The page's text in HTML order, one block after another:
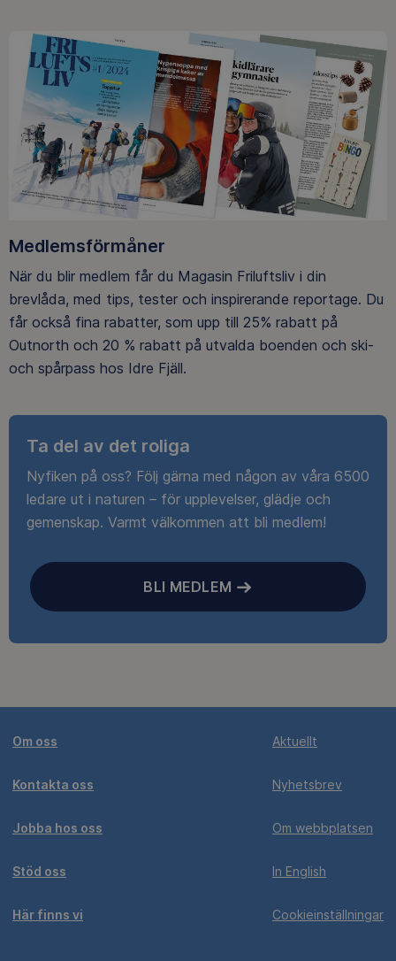
Medlemsförmåner
När du blir medlem får du Magasin Friluftsliv i din
brevlåda, med tips, tester och inspirerande reportage. Du
får också fina rabatter, som upp till 25% rabatt på
Outnorth och 20 % rabatt på utvalda boenden och ski-
och spårpass hos Idre Fjäll.
Ta del av det roliga
Nyfiken på oss? Följ gärna med någon av våra 6500
ledare ut i naturen – för upplevelser, glädje och
gemenskap. Varmt välkommen att bli medlem!
BLI MEDLEM
Om oss
Kontakta oss
Jobba hos oss
Stöd oss
Här finns vi
Aktuellt
Nyhetsbrev
Om webbplatsen
In English
Cookieinställningar